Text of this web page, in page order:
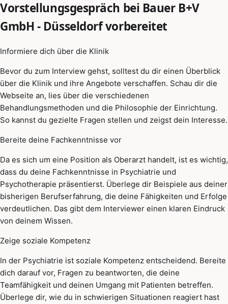
Vorstellungsgespräch bei Bauer B+V
GmbH - Düsseldorf vorbereitet
Informiere dich über die Klinik
Bevor du zum Interview gehst, solltest du dir einen Überblick
über die Klinik und ihre Angebote verschaffen. Schau dir die
Webseite an, lies über die verschiedenen
Behandlungsmethoden und die Philosophie der Einrichtung.
So kannst du gezielte Fragen stellen und zeigst dein Interesse.
Bereite deine Fachkenntnisse vor
Da es sich um eine Position als Oberarzt handelt, ist es wichtig,
dass du deine Fachkenntnisse in Psychiatrie und
Psychotherapie präsentierst. Überlege dir Beispiele aus deiner
bisherigen Berufserfahrung, die deine Fähigkeiten und Erfolge
verdeutlichen. Das gibt dem Interviewer einen klaren Eindruck
von deinem Wissen.
Zeige soziale Kompetenz
In der Psychiatrie ist soziale Kompetenz entscheidend. Bereite
dich darauf vor, Fragen zu beantworten, die deine
Teamfähigkeit und deinen Umgang mit Patienten betreffen.
Überlege dir, wie du in schwierigen Situationen reagiert hast